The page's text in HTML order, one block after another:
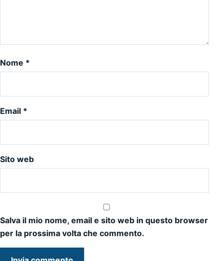
Nome *
Email *
Sito web
Salva il mio nome, email e sito web in questo browser
per la prossima volta che commento.